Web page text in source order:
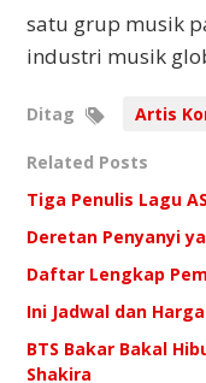
satu grup musik
industri musik
Ditag Artis
Related Posts
Tiga Penulis Lagu
Deretan Penyanyi
Daftar Lengkap
Ini Jadwal dan
BTS Bakar Bakal
Shakira